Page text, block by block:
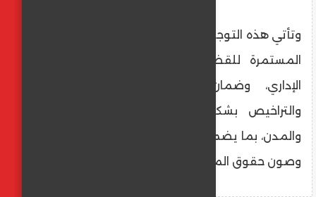
وتأتي هذه التوجيهات في إطار جهود المحافظة
المستمرة للقضاء على المخالفات والفساد
الإداري، وضمان الالتزام باشتراطات البناء
والتراخيص بشكل صارم في جميع المراكز
والمدن، بما يضمن الحفاظ على الموارد العامة
وصون حقوق المواطنين.